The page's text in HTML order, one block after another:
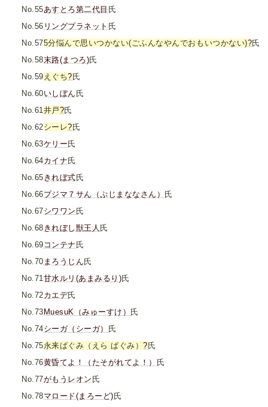
No.55あすとろ第二代目 氏
No.56 リングプラネット 氏
No.575分悩んで思いつかない(ごふんなやんでおもいつかない)?氏
No.58末路(まつろ)氏
No.59 えぐち?氏
No.60いしぼん 氏
No.61 井戸?氏
No.62シーレ?氏
No.63ケリー氏
No.64カイナ氏
No.65 きれぼ式氏
No.66プジマ７サん（ぷじまななさん） 氏
No.67シワワン 氏
No.68 きれぼし獣王人 氏
No.69 コンテナ 氏
No.70 まろうじん氏
No.71 甘水ルリ(あまみるり)氏
No.72カエデ氏
No.73 MuesuK（みゅーすけ） 氏
No.74シーガ（シーガ） 氏
No.75永来ばぐみ（えら ばぐみ）?氏
No.76黄昏てよ！（たそがれてよ！） 氏
No.77がもうレオン 氏
No.78マロード(まろーど)氏